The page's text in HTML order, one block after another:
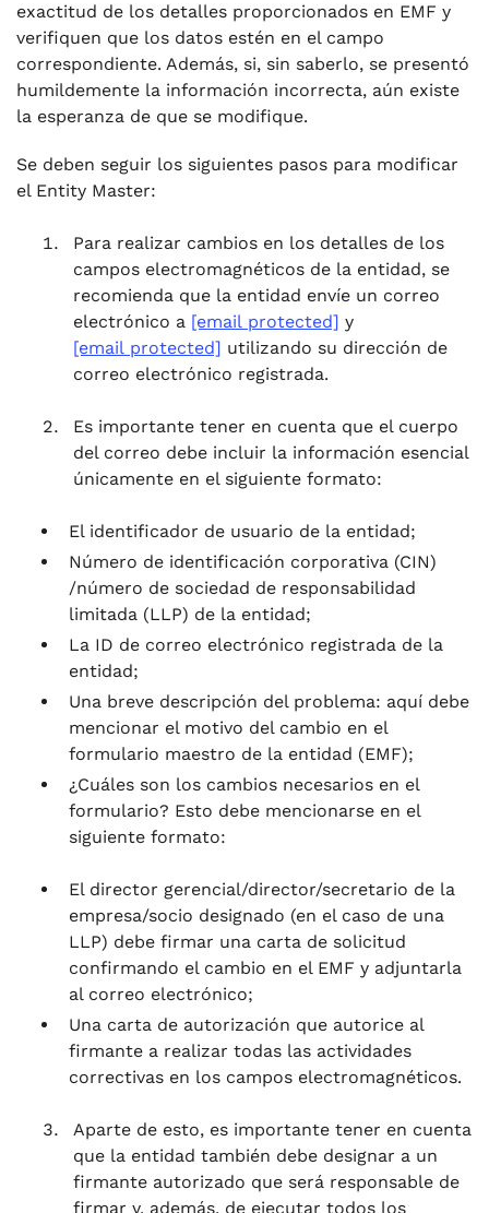
exactitud de los detalles proporcionados en EMF y
verifiquen que los datos estén en el campo
correspondiente. Además, si, sin saberlo, se presentó
humildemente la información incorrecta, aún existe
la esperanza de que se modifique.
Se deben seguir los siguientes pasos para modificar
el Entity Master:
Para realizar cambios en los detalles de los
campos electromagnéticos de la entidad, se
recomienda que la entidad envíe un correo
electrónico a [email protected] y
[email protected] utilizando su dirección de
correo electrónico registrada.
Es importante tener en cuenta que el cuerpo
del correo debe incluir la información esencial
únicamente en el siguiente formato:
El identificador de usuario de la entidad;
Número de identificación corporativa (CIN)
/número de sociedad de responsabilidad
limitada (LLP) de la entidad;
La ID de correo electrónico registrada de la
entidad;
Una breve descripción del problema: aquí debe
mencionar el motivo del cambio en el
formulario maestro de la entidad (EMF);
¿Cuáles son los cambios necesarios en el
formulario? Esto debe mencionarse en el
siguiente formato:
El director gerencial/director/secretario de la
empresa/socio designado (en el caso de una
LLP) debe firmar una carta de solicitud
confirmando el cambio en el EMF y adjuntarla
al correo electrónico;
Una carta de autorización que autorice al
firmante a realizar todas las actividades
correctivas en los campos electromagnéticos.
Aparte de esto, es importante tener en cuenta
que la entidad también debe designar a un
firmante autorizado que será responsable de
firmar y, además, de ejecutar todos los